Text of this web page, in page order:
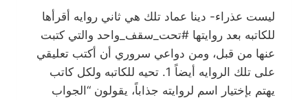
ليست عذراء- دينا عماد تلك هي ثاني روايه أقرأها
للكاتبه بعد روايتها #تحت_سقف_واحد والتي كتبت
عنها من قبل، ومن دواعي سروري أن أكتب تعليقي
على تلك الروايه أيضاً 1. تحيه للكاتبه ولكل كاتب
يهتم بإختيار اسم لروايته جذاباً، يقولون “الجواب